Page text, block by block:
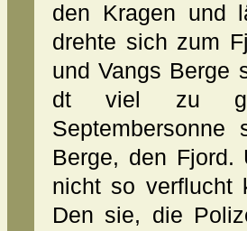
den Kragen und
drehte sich zum
und Vangs Berge
dt viel zu
Berge, den
nicht so verflucht
Den sie, die